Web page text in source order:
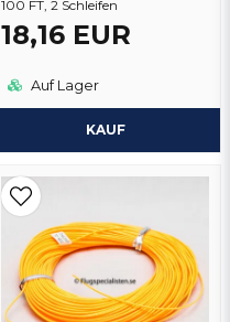
100 FT, 2 Schleifen
18,16 EUR
Auf Lager
KAUF